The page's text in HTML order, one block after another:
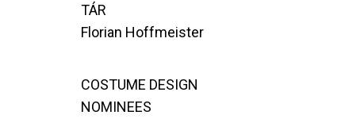
TÁR
Florian Hoffmeister
COSTUME DESIGN
NOMINEES